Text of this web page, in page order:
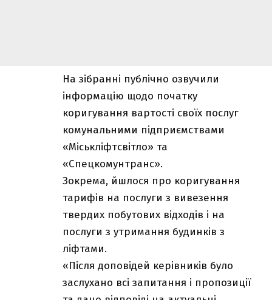
На зібранні публічно озвучили
інформацію щодо початку
коригування вартості своїх послуг
комунальними підприємствами
«Міськліфтсвітло» та
«Спецкомунтранс».
Зокрема, йшлося про коригування
тарифів на послуги з вивезення
твердих побутових відходів і на
послуги з утримання будинків з
ліфтами.
«Після доповідей керівників було
заслухано всі запитання і пропозиції